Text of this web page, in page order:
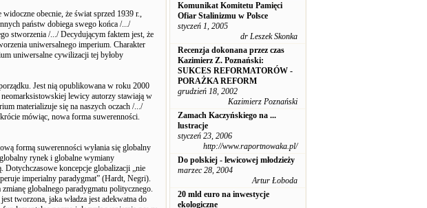
obecnie, że świat sprzed 1939 r.,
państw dobiega swego końca /.../
stworzenia /.../ Decydującym faktem jest, że
uniwersalnego imperium. Charakter
uniwersalne cywilizacji tej byłoby
Jest nią opublikowana w roku 2000
lewicy autorzy stawiają w
materializuje się na naszych oczach /.../
mówiąc, nowa forma suwerenności.
formą suwerenności wyłania się globalny
rynek i globalne wymiany
koncepcje globalizacji „nie
imperialny paradygmat” (Hardt, Negri).
globalnego paradygmatu politycznego.
tworzona, jaka władza jest adekwatna do
Komunikat Komitetu Pamięci
Ofiar Stalinizmu w Polsce
styczeń 1, 2005
dr Leszek Skonka
Recenzja dokonana przez czas
Kazimierz Z. Poznański:
SUKCES REFORMATORÓW -
PORAŻKA REFORM
grudzień 18, 2002
Kazimierz Poznański
Zamach Kaczyńskiego na ...
lustracje
styczeń 23, 2006
http://www.raportnowaka.pl/
Do polskiej - lewicowej młodzieży
marzec 28, 2004
Artur Łoboda
20 mld euro na inwestycje
ekologiczne